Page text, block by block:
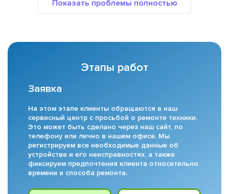
Этапы работ
Заявка
На этом этапе клиенты обращаются в наш
сервисный центр с просьбой о ремонте техники.
Это может быть сделано через наш сайт, по
телефону или лично в нашем офисе. Мы
регистрируем все необходимые данные об
устройстве и его неисправностях, а также
фиксируем предпочтения клиента относительно
времени и способа ремонта.